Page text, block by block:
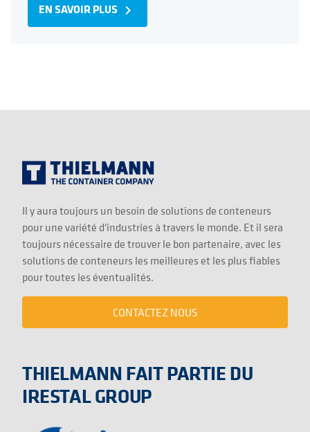
EN SAVOIR PLUS navigate_next
Il y aura toujours un besoin de solutions de conteneurs
pour une variété d'industries à travers le monde. Et il sera
toujours nécessaire de trouver le bon partenaire, avec les
solutions de conteneurs les meilleures et les plus fiables
pour toutes les éventualités.
CONTACTEZ NOUS
THIELMANN FAIT PARTIE DU
IRESTAL GROUP